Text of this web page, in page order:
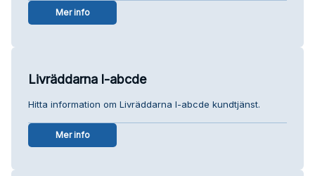
Mer info
Livräddarna l-abcde
Hitta information om Livräddarna l-abcde kundtjänst.
Mer info